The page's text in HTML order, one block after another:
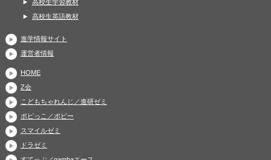
高校生学習教材
高校生英語教材
進学情報サイト
運営者情報
HOME
Z会
こどもちゃれんじ／進研ゼミ
ポピっこ／ポピー
スマイルゼミ
ドラゼミ